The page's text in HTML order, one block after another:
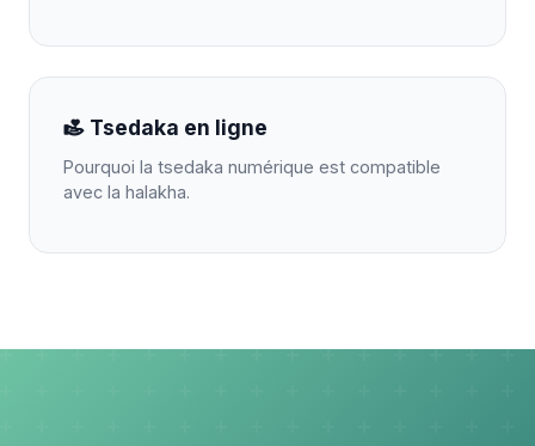
Tsedaka en ligne
Pourquoi la tsedaka numérique est compatible
avec la halakha.